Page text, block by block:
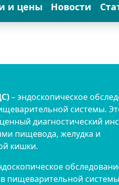
и цены Новости
– эндоскопическое
системы.
диагностический
пищевода, желудка и
кишки.
пищеварительной